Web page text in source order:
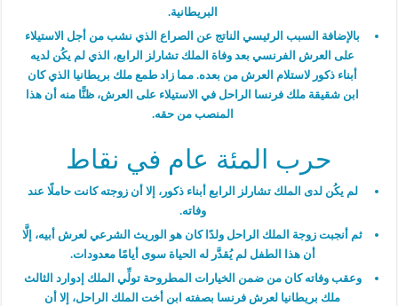
البريطانية.
بالإضافة السبب الرئيسي الناتج عن الصراع الذي نشب من أجل الاستيلاء
على العرش الفرنسي بعد وفاة الملك تشارلز الرابع، الذي لم يكُن لديه
أبناء ذكور لاستلام العرش من بعده. مما زاد طمع ملك بريطانيا الذي كان
ابن شقيقة ملك فرنسا الراحل في الاستيلاء على العرش، ظنًّا منه أن هذا
المنصب من حقه.
حرب المئة عام في نقاط
لم يكُن لدى الملك تشارلز الرابع أبناء ذكور، إلا أن زوجته كانت حاملًا عند
وفاته.
ثم أنجبت زوجة الملك الراحل ولدًا كان هو الوريث الشرعي لعرش أبيه، إلَّا
أن هذا الطفل لم يُقدَّر له الحياة سوى أيامًا معدودات.
وعقب وفاته كان من ضمن الخيارات المطروحة تولِّي الملك إدوارد الثالث
ملك بريطانيا لعرش فرنسا بصفته ابن أخت الملك الراحل، إلا أن